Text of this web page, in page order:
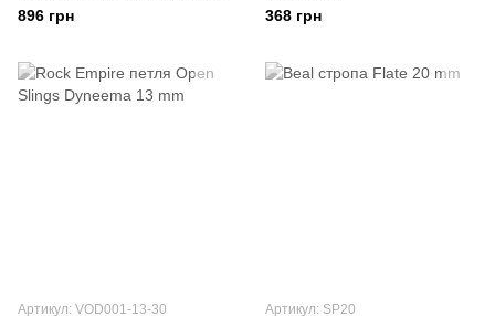
blue-white 110 см
896 грн 368 грн
Артикул: VOD001-13-30 Артикул: SP20